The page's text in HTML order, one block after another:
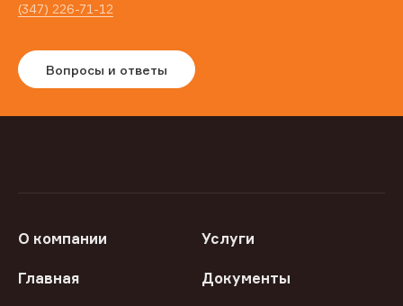
(347) 226-71-12
Вопросы и ответы
О компании Услуги
Главная Документы